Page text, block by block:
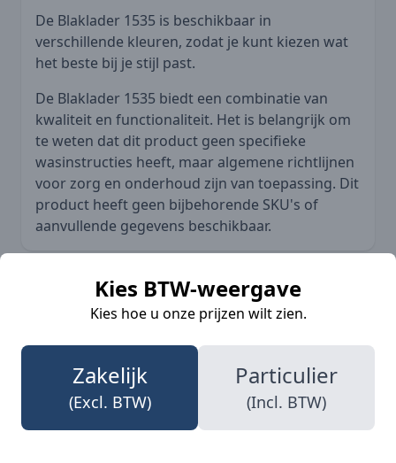
Kies BTW-weergave
Kies hoe u onze prijzen wilt zien.
Zakelijk
(Excl. BTW)
Particulier
(Incl. BTW)
De Blaklader 1535 is beschikbaar in
verschillende kleuren, zodat je kunt kiezen wat
het beste bij je stijl past.
De Blaklader 1535 biedt een combinatie van
kwaliteit en functionaliteit. Het is belangrijk om
te weten dat dit product geen specifieke
wasinstructies heeft, maar algemene richtlijnen
voor zorg en onderhoud zijn van toepassing. Dit
product heeft geen bijbehorende SKU's of
aanvullende gegevens beschikbaar.
Meer informatie
Merk
Blåkläder